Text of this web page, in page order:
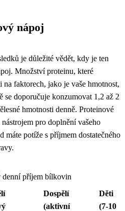
nápoj
je důležité vědět, kdy je ten
Množství proteinu, které
faktorech, jako je vaše hmotnost,
se doporučuje konzumovat 1,2 až 2
hmotnosti denně. Proteinové
pro doplnění vašeho
máte potíže s příjmem dostatečného
denní příjem bílkovin
Dospělí
(aktivní
Děti
(7-10